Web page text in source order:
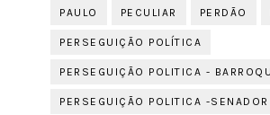
PAULO PECULIAR PERDÃO
PERSEGUIÇÃO POLÍTICA
PERSEGUIÇÃO POLITICA -
PERSEGUIÇÃO POLITICA -